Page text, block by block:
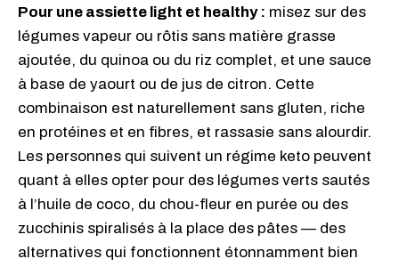
Pour une assiette light et healthy : misez sur des
légumes vapeur ou rôtis sans matière grasse
ajoutée, du quinoa ou du riz complet, et une sauce
à base de yaourt ou de jus de citron. Cette
combinaison est naturellement sans gluten, riche
en protéines et en fibres, et rassasie sans alourdir.
Les personnes qui suivent un régime keto peuvent
quant à elles opter pour des légumes verts sautés
à l’huile de coco, du chou-fleur en purée ou des
zucchinis spiralisés à la place des pâtes — des
alternatives qui fonctionnent étonnamment bien